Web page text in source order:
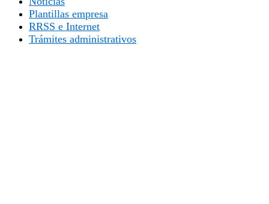
Plantillas empresa
RRSS e Internet
Trámites administrativos